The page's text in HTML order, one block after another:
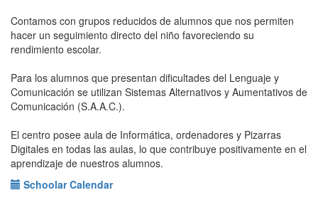
Contamos con grupos reducidos de alumnos que nos permiten
hacer un seguimiento directo del niño favoreciendo su
rendimiento escolar.
Para los alumnos que presentan dificultades del Lenguaje y
Comunicación se utilizan Sistemas Alternativos y Aumentativos de
Comunicación (S.A.A.C.).
El centro posee aula de Informática, ordenadores y Pizarras
Digitales en todas las aulas, lo que contribuye positivamente en el
aprendizaje de nuestros alumnos.
Schoolar Calendar